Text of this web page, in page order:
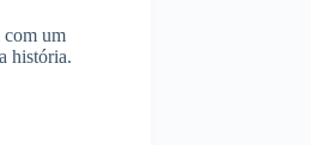
com um
história.